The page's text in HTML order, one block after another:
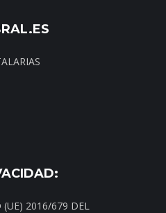
(UE) 2016/679 DEL